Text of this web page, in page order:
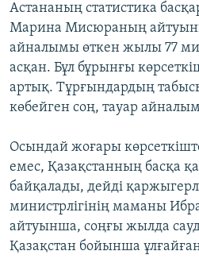
Астананың статистика
Марина Мисюраның
айналымы өткен жылы 77
асқан. Бұл бұрынғы
артық. Тұрғындардың
көбейген соң, тауар
Осындай жоғары
емес, Қазақстанның басқа
байқалады, дейді
министрлігінің маманы
айтуынша, соңғы жылда
Қазақстан бойынша